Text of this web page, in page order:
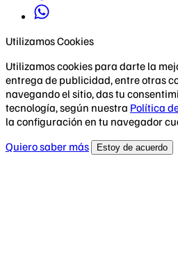
Utilizamos Cookies
Utilizamos cookies para darte la
entrega de publicidad, entre otras
navegando el sitio, das tu
tecnología, según nuestra Política
la configuración en tu navegador
Quiero saber más
Estoy de acuerdo